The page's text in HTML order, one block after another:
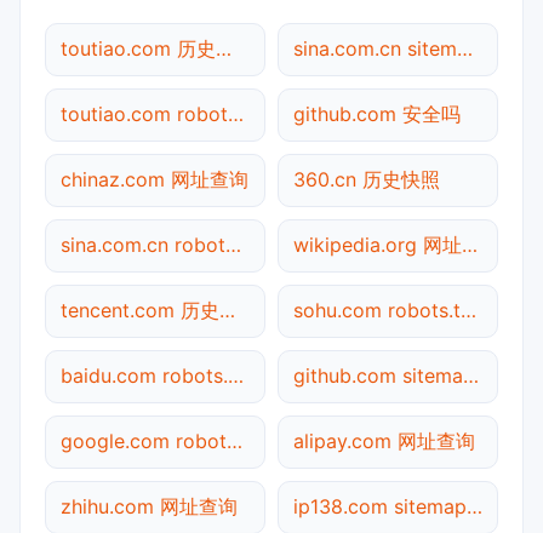
toutiao.com 历史快照 sina.com.cn sitemap.xml检测
toutiao.com robots.txt检测 github.com 安全吗
chinaz.com 网址查询 360.cn 历史快照
sina.com.cn robots.txt检测 wikipedia.org 网址查询
tencent.com 历史快照 sohu.com robots.txt检测
baidu.com robots.txt检测 github.com sitemap.xml检测
google.com robots.txt检测 alipay.com 网址查询
zhihu.com 网址查询 ip138.com sitemap.xml检测